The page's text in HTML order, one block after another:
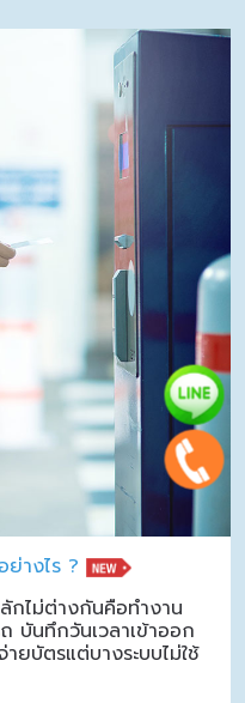
ย่างไร ?
กไม่ต่างกันคือทำงาน
บันทึกวันเวลาเข้าออก
ยบัตรแต่บางระบบไม่ใช้